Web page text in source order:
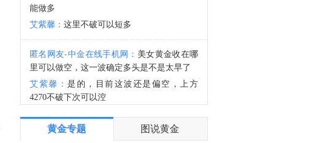
能做多
艾紫馨： 这里不破可以短多
匿名网友-中金在线手机网： 美女黄金收在哪
里可以做空，这一波确定多头是不是太早了
艾紫馨：是的，目前这波还是偏空，上方
4270不破下次可以涳
匿名网友-中金在线手机网：
美女欧盘破40美
黄金专题 图说黄金